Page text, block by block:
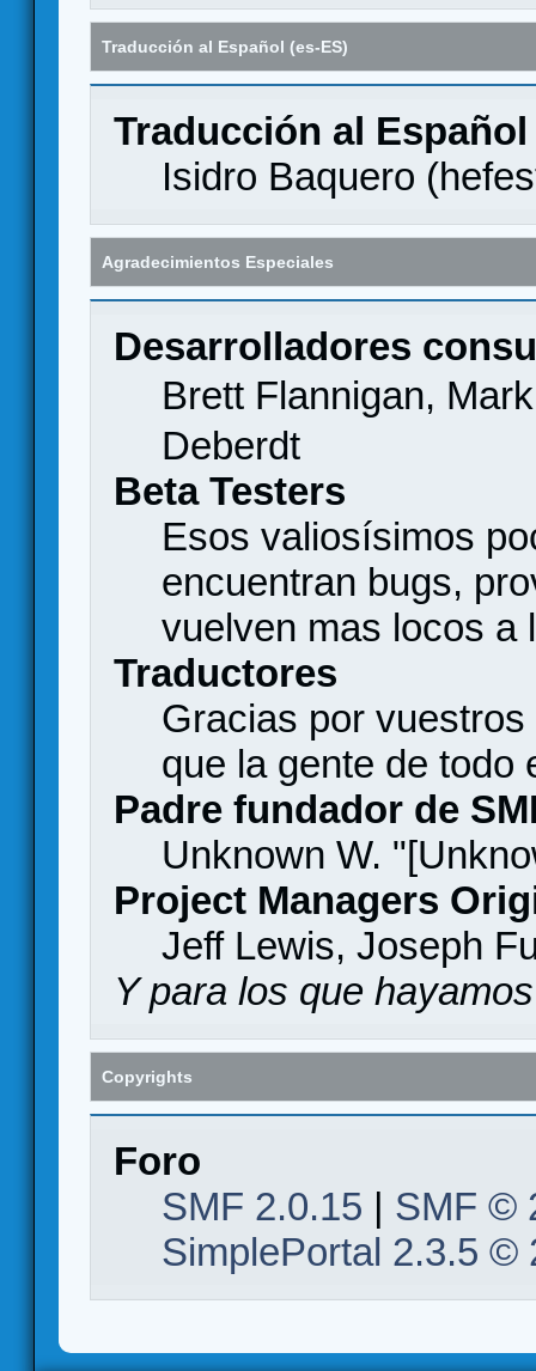
Traducción al Español (es-ES)
Traducción al Español
Isidro Baquero (
Agradecimientos Especiales
Desarrolladores
Brett Flannigan,
Deberdt
Beta Testers
Esos valiosísimos
encuentran bugs,
vuelven mas locos a
Traductores
Gracias por
que la gente de todo
Padre fundador de
Unknown W.
Project Managers
Jeff Lewis, Joseph
Y para los que
Copyrights
Foro
SMF 2.0.15 | SMF ©
SimplePortal 2.3.5 ©